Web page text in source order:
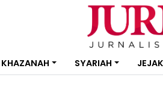
KHAZANAH SYARIAH